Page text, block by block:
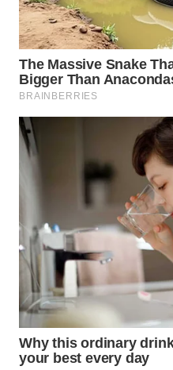
WAHANA
SELEB
WAHANA
PERSONA
OTOMOTIF
WAHANA
DESA
WISATA
LAPAK
WAHANA